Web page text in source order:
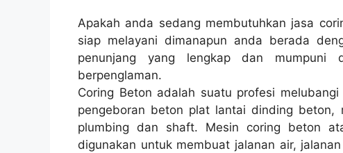
Apakah anda sedang membutuhkan jasa
siap melayani dimanapun anda berada
penunjang yang lengkap dan
berpenglaman.
Coring Beton adalah suatu profesi
pengeboran beton plat lantai dinding beton,
plumbing dan shaft. Mesin coring beton
digunakan untuk membuat jalanan air,